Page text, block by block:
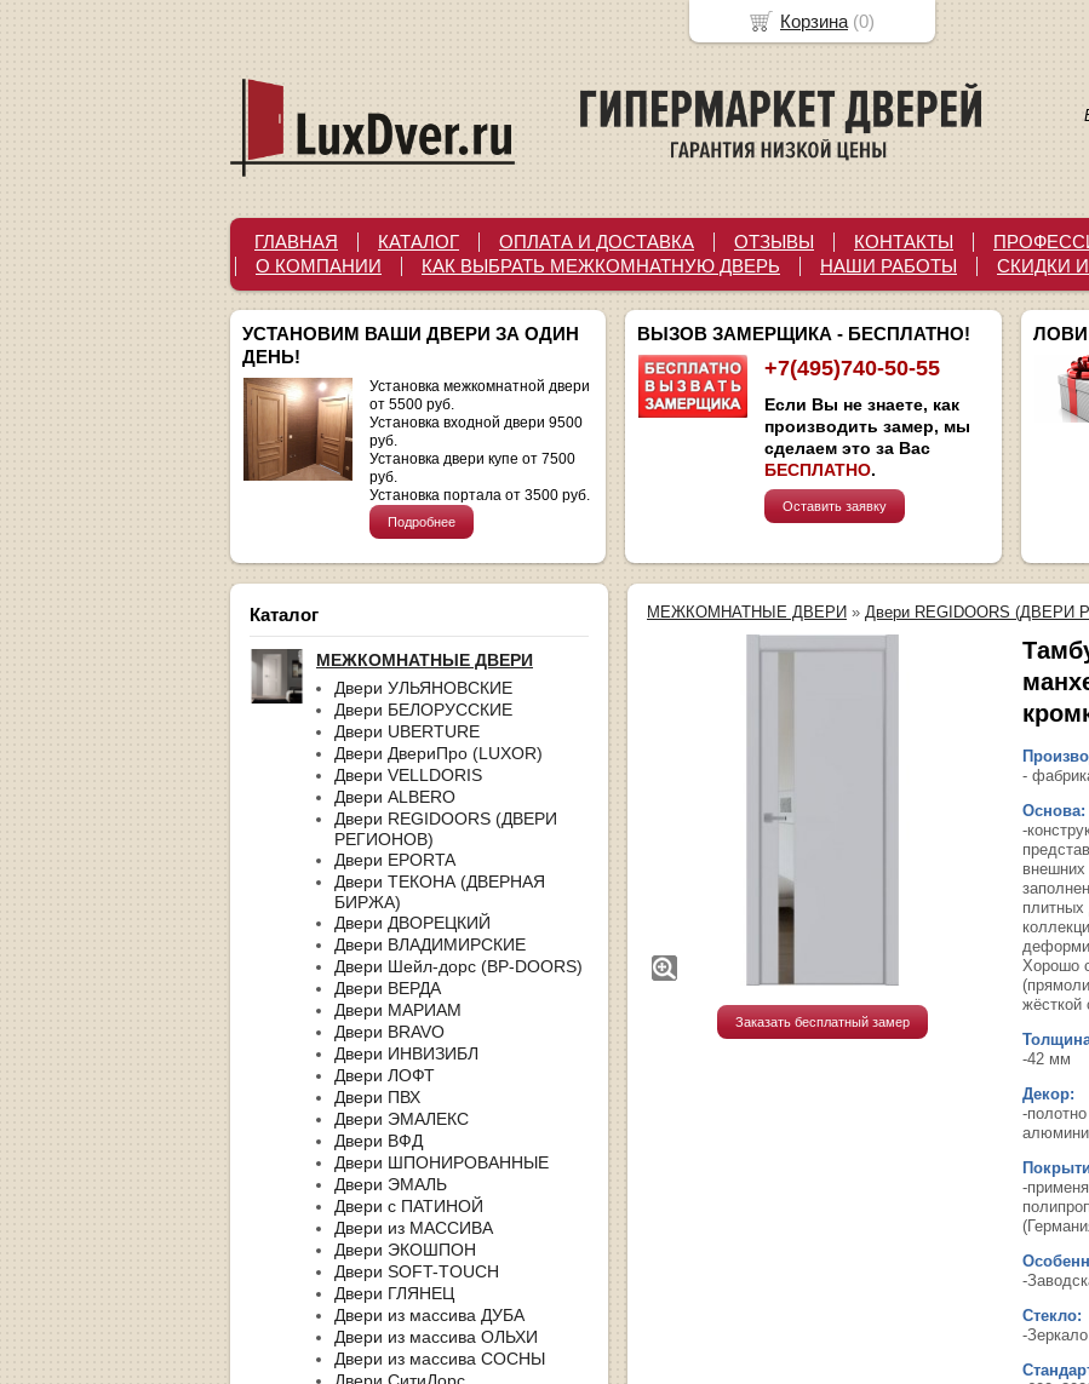
ГЛАВНАЯ КАТАЛОГ ОПЛАТА И ДОСТАВКА ОТЗЫВЫ КОНТАКТЫ
О КОМПАНИИ
КАК ВЫБРАТЬ МЕЖКОМНАТНУЮ ДВЕРЬ НАШИ РАБОТЫ СКИДКИ
УСТАНОВИМ ВАШИ ДВЕРИ ЗА ОДИН
ДЕНЬ!
Установка межкомнатной двери
от 5500 руб.
Установка входной двери 9500
руб.
Установка двери купе от 7500
руб.
Установка портала от 3500 руб.
Подробнее
ВЫЗОВ ЗАМЕРЩИКА - БЕСПЛАТНО!
+7(495)740-50-55
Если Вы не знаете, как
производить замер, мы
сделаем это за Вас
БЕСПЛАТНО.
Оставить заявку
Каталог
МЕЖКОМНАТНЫЕ ДВЕРИ
Двери УЛЬЯНОВСКИЕ
Двери БЕЛОРУССКИЕ
Двери UBERTURE
Двери ДвериПро (LUXOR)
Двери VELLDORIS
Двери ALBERO
Двери REGIDOORS (ДВЕРИ
РЕГИОНОВ)
Двери EPORTA
Двери ТЕКОНА (ДВЕРНАЯ
БИРЖА)
Двери ДВОРЕЦКИЙ
Двери ВЛАДИМИРСКИЕ
Двери Шейл-дорс (BP-DOORS)
Двери ВЕРДА
Двери МАРИАМ
Двери BRAVO
Двери ИНВИЗИБЛ
Двери ЛОФТ
Двери ПВХ
Двери ЭМАЛЕКС
Двери ВФД
Двери ШПОНИРОВАННЫЕ
Двери ЭМАЛЬ
Двери с ПАТИНОЙ
Двери из МАССИВА
Двери ЭКОШПОН
Двери SOFT-TOUCH
Двери ГЛЯНЕЦ
Двери из массива ДУБА
Двери из массива ОЛЬХИ
Двери из массива СОСНЫ
Двери СитиДорс
МЕЖКОМНАТНЫЕ ДВЕРИ » Двери REGIDOORS (ДВЕРИ
Заказать бесплатный замер
-
Основа:
-
Хорошо
жёсткой
-42 мм
Декор:
-
-
-
Стекло:
-
Корзина (0)